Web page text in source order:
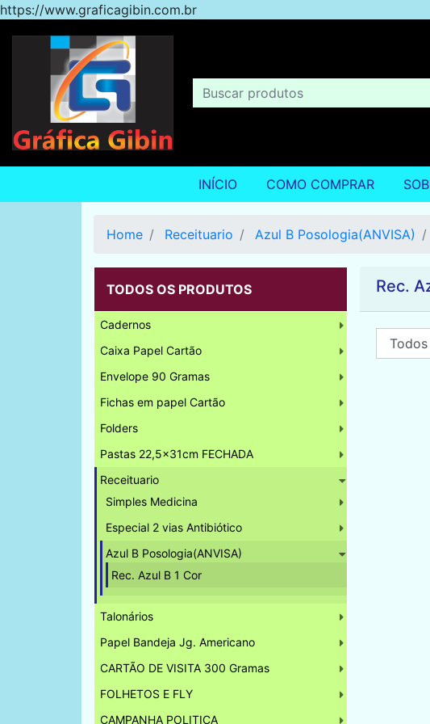
https://www.graficagibin.com.br
INÍCIO COMO COMPRAR
Home Receituario Azul B Posologia(ANVISA)
TODOS OS PRODUTOS
Cadernos
Caixa Papel Cartão
Envelope 90 Gramas
Fichas em papel Cartão
Folders
Pastas 22,5x31cm FECHADA
Receituario
Simples Medicina
Especial 2 vias Antibiótico
Azul B Posologia(ANVISA)
Rec. Azul B 1 Cor
Talonários
Papel Bandeja Jg. Americano
CARTÃO DE VISITA 300 Gramas
FOLHETOS E FLY
CAMPANHA POLITICA
Rec.